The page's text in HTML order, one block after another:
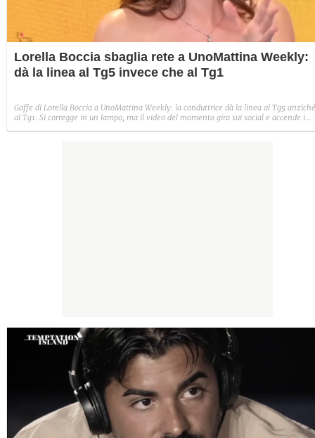
Lorella Boccia sbaglia rete a UnoMattina Weekly:
dà la linea al Tg5 invece che al Tg1
Gaffe di Lorella Boccia a UnoMattina Weekly: la conduttrice dà la linea al Tg5 anziché
al Tg1. Si corregge in un lampo, ma il video del momento gira sui social e accende i